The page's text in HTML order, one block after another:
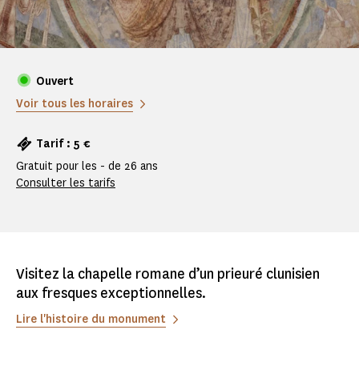
Ouvert
Voir tous les horaires
Tarif : 5 €
Gratuit pour les - de 26 ans
Consulter les tarifs
Visitez la chapelle romane d’un prieuré clunisien
aux fresques exceptionnelles.
Lire l'histoire du monument